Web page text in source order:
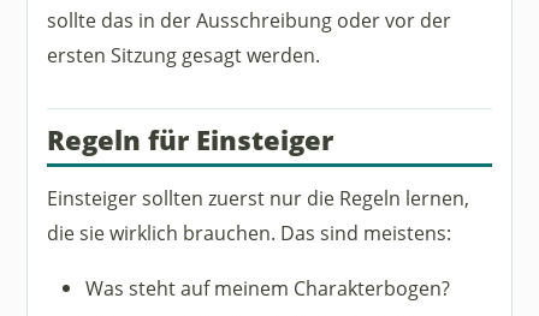
sollte das in der Ausschreibung oder vor der
ersten Sitzung gesagt werden.
Regeln für Einsteiger
Einsteiger sollten zuerst nur die Regeln lernen,
die sie wirklich brauchen. Das sind meistens:
Was steht auf meinem Charakterbogen?